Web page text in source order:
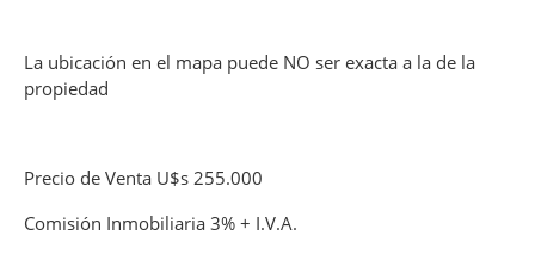
La ubicación en el mapa puede NO ser exacta a la de la
propiedad
Precio de Venta U$s 255.000
Comisión Inmobiliaria 3% + I.V.A.